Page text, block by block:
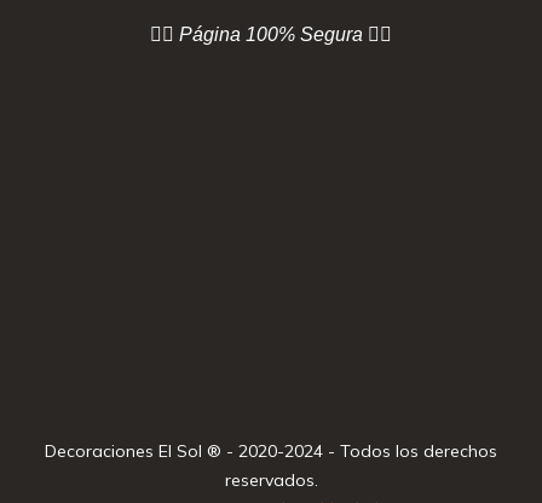
👇🏻 Página 100% Segura 👇🏻
Decoraciones El Sol ® - 2020-2024 - Todos los derechos
reservados.